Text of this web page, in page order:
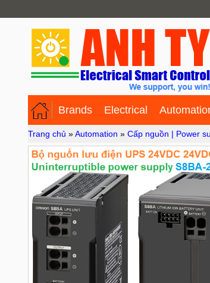
Brands Electrical
Trang chủ »Automation » Cấp nguồn | Power